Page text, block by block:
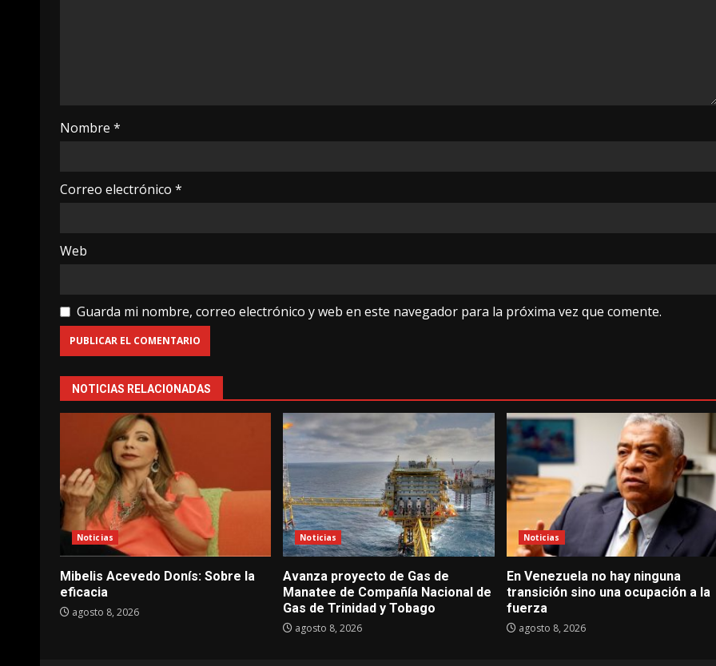
Nombre *
Correo electrónico *
Web
Guarda mi nombre, correo electrónico y web en este navegador para la próxima vez que comente.
NOTICIAS RELACIONADAS
Noticias
Mibelis Acevedo Donís: Sobre la
eficacia
agosto 8, 2026
Noticias
Avanza proyecto de Gas de
Manatee de Compañía Nacional de
Gas de Trinidad y Tobago
agosto 8, 2026
Noticias
En Venezuela no hay ninguna
transición sino una ocupación a la
fuerza
agosto 8, 2026